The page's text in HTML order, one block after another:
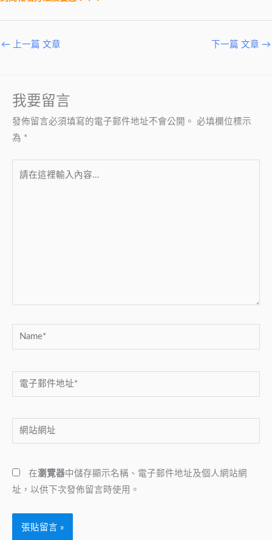
← 上一篇 文章 下一篇 文章 →
我要留言
發佈留言必須填寫的電子郵件地址不會公開。 必填欄位標示
為 *
Name*
電
子
件
地
*
網
站
址
在瀏覽器中儲存顯示名稱、電子郵件地址及個人網站網
址，以供下次發佈留言時使用。